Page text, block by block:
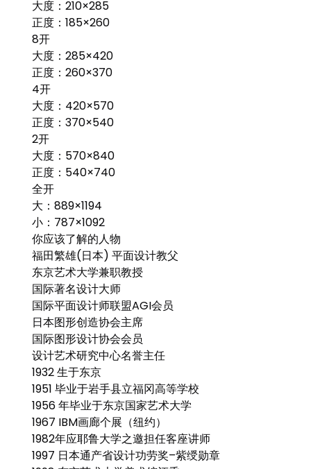
大度：210×285
正度：185×260
8开
大度：285×420
正度：260×370
4开
大度：420×570
正度：370×540
2开
大度：570×840
正度：540×740
全开
大：889×1194
小：787×1092
你应该了解的人物
福田繁雄(日本) 平面设计教父
东京艺术大学兼职教授
国际著名设计大师
国际平面设计师联盟AGI会员
日本图形创造协会主席
国际图形设计协会会员
设计艺术研究中心名誉主任
1932 生于东京
1951 毕业于岩手县立福冈高等学校
1956 年毕业于东京国家艺术大学
1967 IBM画廊个展（纽约）
1982年应耶鲁大学之邀担任客座讲师
1997 日本通产省设计功劳奖–紫绶勋章